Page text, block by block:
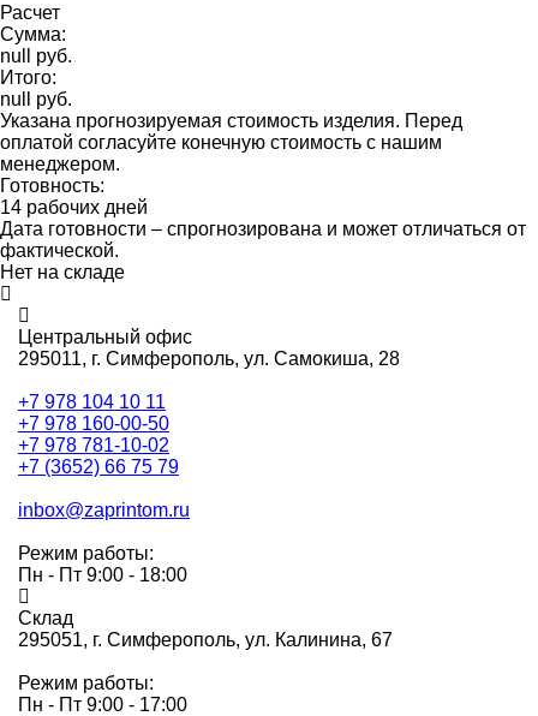
Расчет
Сумма:
null руб.
Итого:
null руб.
Указана прогнозируемая стоимость изделия. Перед
оплатой согласуйте конечную стоимость с нашим
менеджером.
Готовность:
14 рабочих дней
Дата готовности – спрогнозирована и может отличаться от
фактической.
Нет на складе
Центральный офис
295011, г. Симферополь, ул. Самокиша, 28
+7 978 104 10 11
+7 978 160-00-50
+7 978 781-10-02
+7 (3652) 66 75 79
inbox@zaprintom.ru
Режим работы:
Пн - Пт 9:00 - 18:00
Склад
295051, г. Симферополь, ул. Калинина, 67
Режим работы:
Пн - Пт 9:00 - 17:00